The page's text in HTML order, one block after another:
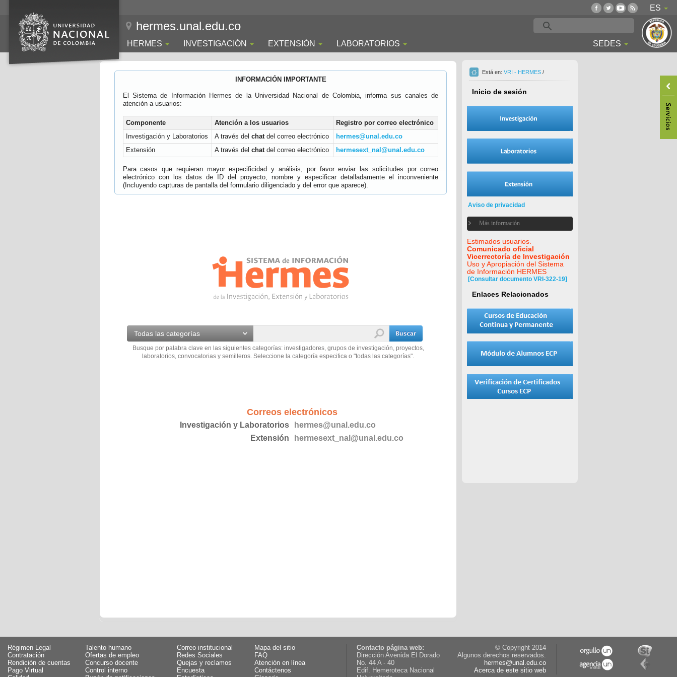
ES
hermes.unal.edu.co
HERMES INVESTIGACIÓN EXTENSIÓN LABORATORIOS SEDES
INFORMACIÓN IMPORTANTE
El Sistema de Información Hermes de la Universidad Nacional de Colombia, informa sus canales de
atención a usuarios:
Componente Atención a los usuarios
Registro por correo electrónico
Investigación y Laboratorios
A través del chatdel correo electrónico
hermes@unal.edu.co
Extensión
A través del chatdel correo electrónico hermesext_nal@unal.edu.co
Para casos que requieran mayor especificidad y análisis, por favor enviar las solicitudes por correo
electrónico con los datos de ID del proyecto, nombre y especificar detalladamente el inconveniente
(Incluyendo capturas de pantalla del formulario diligenciado y del error que aparece).
Todas las categorías
Busque por palabra clave en las siguientes categorías: investigadores, grupos de investigación, proyectos,
laboratorios, convocatorias y semilleros. Seleccione la categoría especifica o "todas las categorías".
Correos electrónicos
Investigación y Laboratorios
hermes@unal.edu.co
Extensión
hermesext_nal@unal.edu.co
Está en: VRI - HERMES /
Inicio de sesión
Aviso de privacidad
Más información
Estimados usuarios.
Comunicado oficial
Vicerrectoría de Investigación
Uso y Apropiación del Sistema
de Información HERMES
[Consultar documento VRI-322-19]
Enlaces Relacionados
Régimen Legal
Talento humano
Contratación
Ofertas de empleo
Rendición de cuentas
Concurso docente
Pago Virtual
Control interno
Correo institucional
Mapa del sitio
Redes Sociales
FAQ
Quejas y reclamos
Atención en línea
Encuesta
Contáctenos
Contacto página web:
Dirección Avenida El Dorado
No. 44 A - 40
Edif. Hemeroteca Nacional
© Copyright 2014
Algunos derechos reservados.
hermes@unal.edu.co
Acerca de este sitio web